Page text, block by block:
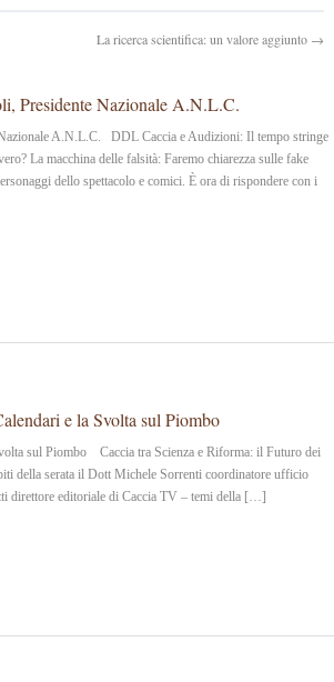
La ricerca scientifica: un valore aggiunto →
Presidente Nazionale A.N.L.C.
A.N.L.C. DDL Caccia e Audizioni: Il tempo stringe
La macchina delle falsità: Faremo chiarezza sulle fake
dello spettacolo e comici. È ora di rispondere con i
e la Svolta sul Piombo
sul Piombo Caccia tra Scienza e Riforma: il Futuro dei
della serata il Dott Michele Sorrenti coordinatore ufficio
direttore editoriale di Caccia TV – temi della […]